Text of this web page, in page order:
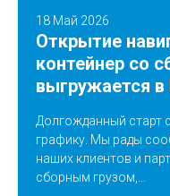
18 Май 2026
Открытие
контейнер со
выгружается
Долгожданный старт
графику. Мы рады
наших клиентов и
сборным грузом,...